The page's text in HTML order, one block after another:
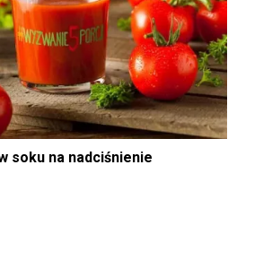
soku na nadciśnienie